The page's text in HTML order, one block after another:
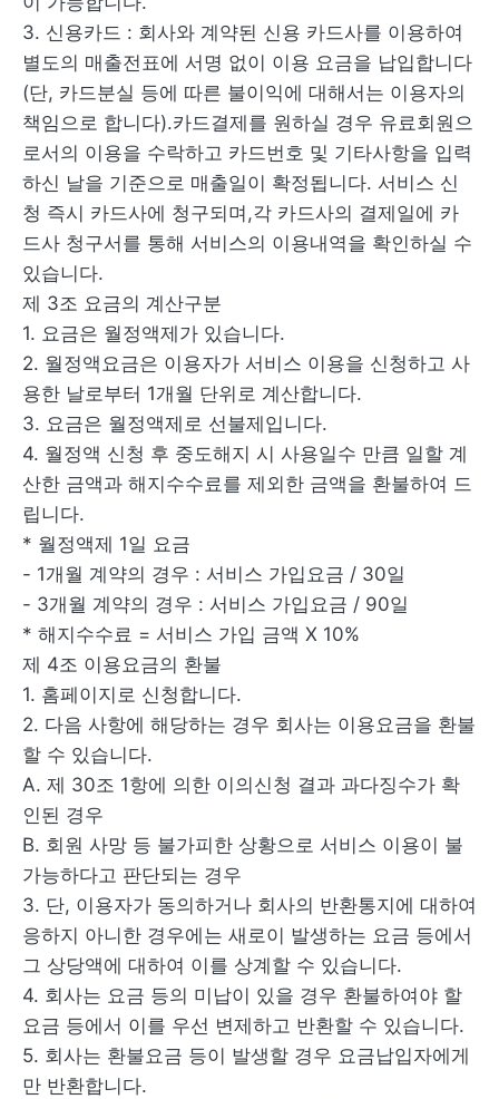
3. 신용카드 : 회사와 계약된 신용 카드사를 이용하여
별도의 매출전표에 서명 없이 이용 요금을 납입합니다
(단, 카드분실 등에 따른 불이익에 대해서는 이용자의
책임으로 합니다).카드결제를 원하실 경우 유료회원으
로서의 이용을 수락하고 카드번호 및 기타사항을 입력
하신 날을 기준으로 매출일이 확정됩니다. 서비스 신
청 즉시 카드사에 청구되며,각 카드사의 결제일에 카
드사 청구서를 통해 서비스의 이용내역을 확인하실 수
있습니다.
제 3조 요금의 계산구분
1. 요금은 월정액제가 있습니다.
2. 월정액요금은 이용자가 서비스 이용을 신청하고 사
용한 날로부터 1개월 단위로 계산합니다.
3. 요금은 월정액제로 선불제입니다.
4. 월정액 신청 후 중도해지 시 사용일수 만큼 일할 계
산한 금액과 해지수수료를 제외한 금액을 환불하여 드
립니다.
* 월정액제 1일 요금
- 1개월 계약의 경우 : 서비스 가입요금 / 30일
- 3개월 계약의 경우 : 서비스 가입요금 / 90일
* 해지수수료 = 서비스 가입 금액 X 10%
제 4조 이용요금의 환불
1. 홈페이지로 신청합니다.
2. 다음 사항에 해당하는 경우 회사는 이용요금을 환불
할 수 있습니다.
A. 제 30조 1항에 의한 이의신청 결과 과다징수가 확
인된 경우
B. 회원 사망 등 불가피한 상황으로 서비스 이용이 불
가능하다고 판단되는 경우
3. 단, 이용자가 동의하거나 회사의 반환통지에 대하여
응하지 아니한 경우에는 새로이 발생하는 요금 등에서
그 상당액에 대하여 이를 상계할 수 있습니다.
4. 회사는 요금 등의 미납이 있을 경우 환불하여야 할
요금 등에서 이를 우선 변제하고 반환할 수 있습니다.
5. 회사는 환불요금 등이 발생할 경우 요금납입자에게
만 반환합니다.